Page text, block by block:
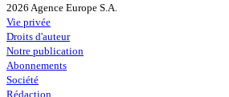
2026 Agence Europe S.A.
Vie privée
Droits d'auteur
Notre publication
Abonnements
Société
Rédaction